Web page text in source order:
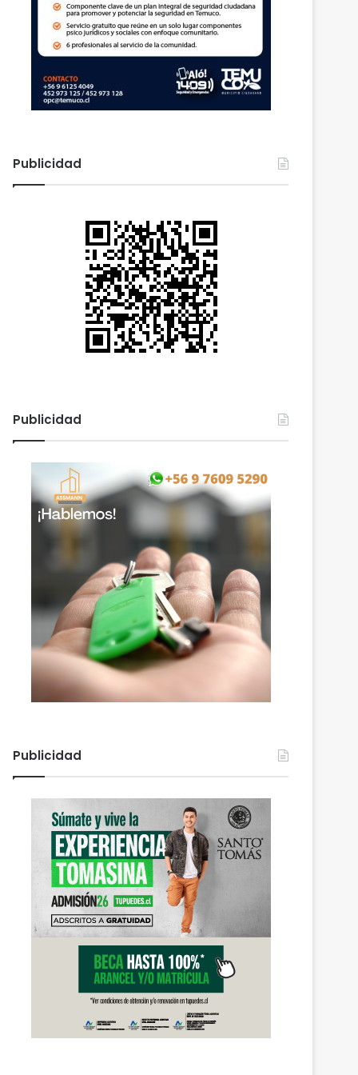
PDI Temuco llama a
Publicidad
Publicidad
Publicidad